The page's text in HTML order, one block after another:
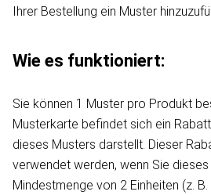
Ihrer Bestellung ein Muster
Wie es funktioniert:
Sie können 1 Muster pro Produkt
Musterkarte befindet sich ein
dieses Musters darstellt. Dieser
verwendet werden, wenn Sie
Mindestmenge von 2 Einheiten (z.